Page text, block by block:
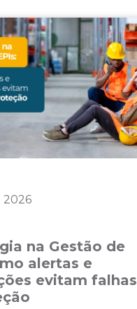
2026
na Gestão de
alertas e
evitam falhas